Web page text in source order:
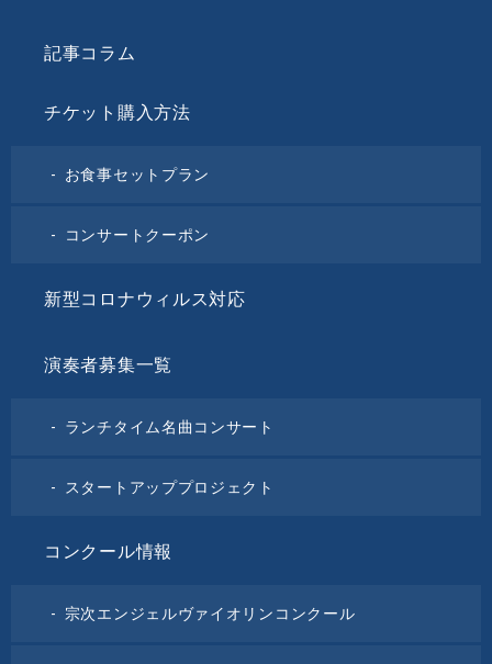
記事コラム
チケット購入方法
お食事セットプラン
コンサートクーポン
新型コロナウィルス対応
演奏者募集一覧
ランチタイム名曲コンサート
スタートアッププロジェクト
コンクール情報
宗次エンジェルヴァイオリンコンクール